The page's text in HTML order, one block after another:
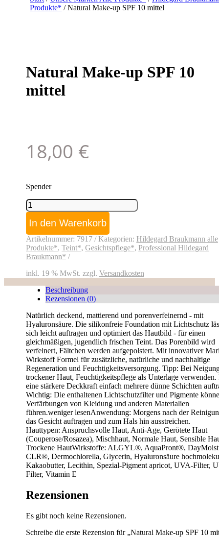
Produkte* / Natural Make-up SPF 10 mittel
Natural Make-up SPF 10
mittel
18,00 €
Spender
Natural
Make-
up
SPF
10
mittel
Menge
In den Warenkorb
Artikelnummer: 7917 Kategorien: Hildegard Braukmann alle
Produkte*, Teint*, Gesichtspflege*, Professional Hildegard
Braukmann*
inkl. 19 % MwSt. zzgl. Versandkosten
Beschreibung
Rezensionen (0)
Natürlich deckend, mattierend und porenverfeinernd - mit
Hyaluronsäure. Die silikonfreie Foundation mit Lichtschutz
sich leicht auftragen und optimiert das Hautbild - für einen
gleichmäßigen, jugendlich frischen Teint. Das Porenbild wird
verfeinert, Fältchen werden aufgepolstert. Mit innovativer
Wirkstoff Formel für zusätzliche, natürliche und nachhaltige
Regeneration und Feuchtigkeitsversorgung. Tipp: Bei
trockener Haut, Feuchtigkeitspflege als Unterlage verwenden.
eine stärkere Deckkraft einfach mehrere dünne Schichten
Wichtig: Die enthaltenen Lichtschutzfilter und Pigmente
Verfärbungen von Kleidung und anderen Materialien
führen.weniger lesenAnwendung: Morgens nach der
das Gesicht auftragen und zum Hals hin ausstreichen.
Hauttypen: Anspruchsvolle Haut, Anti-Age, Gerötete Haut
(Couperose/Rosazea), Mischhaut, Normale Haut, Sensible
Trockene HautWirkstoffe: ALGYL®, AquaPront®, DayMoist
CLR®, Dermochlorella, Glycerin, Hyaluronsäure
Kakaobutter, Lecithin, Spezial-Pigment apricot, UVA-Filter,
Filter, Vitamin E
Rezensionen
Es gibt noch keine Rezensionen.
Schreibe die erste Rezension für „Natural Make-up SPF 10